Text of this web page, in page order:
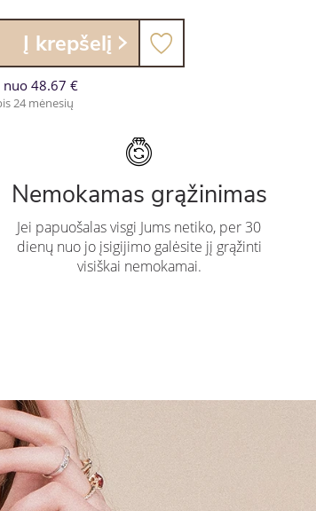
Į krepšelį
48.67 €
24 mėnesių
Nemokamas grąžinimas
Jei papuošalas visgi Jums netiko, per 30
dienų nuo jo įsigijimo galėsite jį grąžinti
visiškai nemokamai.